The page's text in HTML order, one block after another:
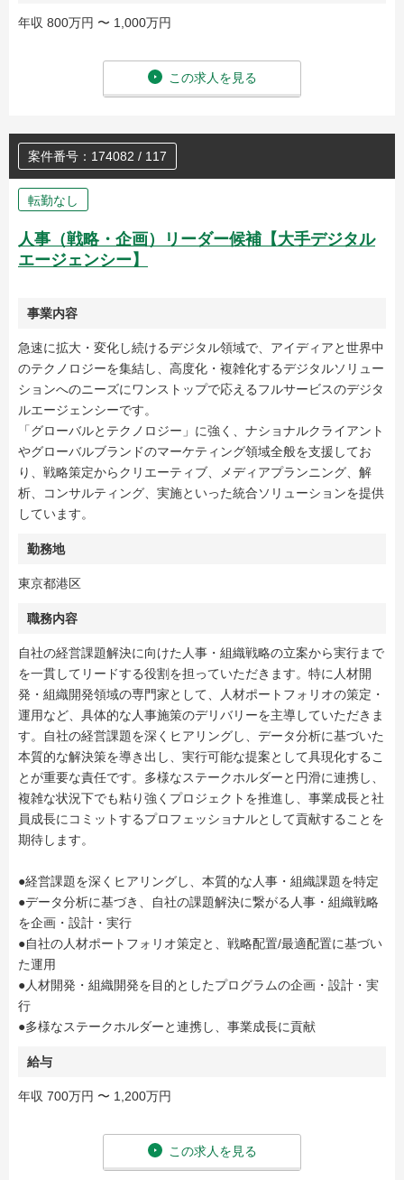
年収 800万円 〜 1,000万円
この求人を見る
案件番号：174082 / 117
転勤なし
人事（戦略・企画）リーダー候補【大手デジタル
エージェンシー】
事業内容
急速に拡大・変化し続けるデジタル領域で、アイディアと世界中
のテクノロジーを集結し、高度化・複雑化するデジタルソリュー
ションへのニーズにワンストップで応えるフルサービスのデジタ
ルエージェンシーです。
「グローバルとテクノロジー」に強く、ナショナルクライアント
やグローバルブランドのマーケティング領域全般を支援してお
り、戦略策定からクリエーティブ、メディアプランニング、解
析、コンサルティング、実施といった統合ソリューションを提供
しています。
勤務地
東京都港区
職務内容
自社の経営課題解決に向けた人事・組織戦略の立案から実行まで
を一貫してリードする役割を担っていただきます。特に人材開
発・組織開発領域の専門家として、人材ポートフォリオの策定・
運用など、具体的な人事施策のデリバリーを主導していただきま
す。自社の経営課題を深くヒアリングし、データ分析に基づいた
本質的な解決策を導き出し、実行可能な提案として具現化するこ
とが重要な責任です。多様なステークホルダーと円滑に連携し、
複雑な状況下でも粘り強くプロジェクトを推進し、事業成長と社
員成長にコミットするプロフェッショナルとして貢献することを
期待します。
●経営課題を深くヒアリングし、本質的な人事・組織課題を特定
●データ分析に基づき、自社の課題解決に繋がる人事・組織戦略
を企画・設計・実行
●自社の人材ポートフォリオ策定と、戦略配置/最適配置に基づい
た運用
●人材開発・組織開発を目的としたプログラムの企画・設計・実
行
●多様なステークホルダーと連携し、事業成長に貢献
給与
年収 700万円 〜 1,200万円
この求人を見る